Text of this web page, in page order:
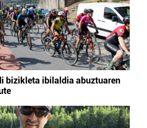
bizikleta ibilaldia abuztuaren